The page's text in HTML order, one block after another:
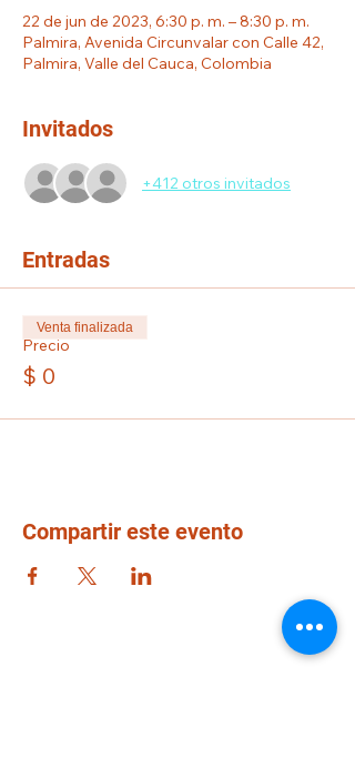
22 de jun de 2023, 6:30 p. m. – 8:30 p. m.
Palmira, Avenida Circunvalar con Calle 42,
Palmira, Valle del Cauca, Colombia
Invitados
+412 otros invitados
Entradas
Precio
$ 0
Venta finalizada
Compartir este evento